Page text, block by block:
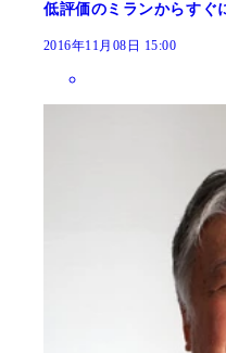
低評価のミランからすぐ
2016年11月08日 15:00